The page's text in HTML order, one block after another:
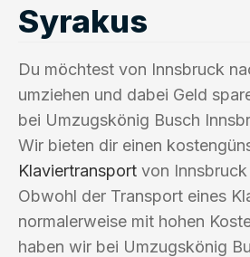
Syrakus
Du möchtest von Innsbruck
umziehen und dabei Geld
bei Umzugskönig Busch
Wir bieten dir einen
Klaviertransport von
Obwohl der Transport eines
normalerweise mit hohen
haben wir bei Umzugskönig